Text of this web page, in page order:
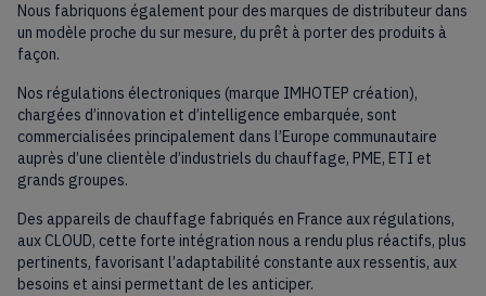
Nous fabriquons également pour des marques de distributeur dans
un modèle proche du sur mesure, du prêt à porter des produits à
façon.
Nos régulations électroniques (marque IMHOTEP création),
chargées d’innovation et d’intelligence embarquée, sont
commercialisées principalement dans l’Europe communautaire
auprès d’une clientèle d’industriels du chauffage, PME, ETI et
grands groupes.
Des appareils de chauffage fabriqués en France aux régulations,
aux CLOUD, cette forte intégration nous a rendu plus réactifs, plus
pertinents, favorisant l’adaptabilité constante aux ressentis, aux
besoins et ainsi permettant de les anticiper.